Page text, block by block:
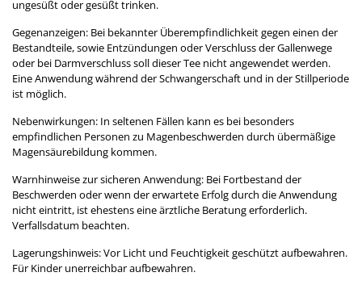
ungesüßt oder gesüßt trinken.
Gegenanzeigen: Bei bekannter Überempfindlichkeit gegen einen der
Bestandteile, sowie Entzündungen oder Verschluss der Gallenwege
oder bei Darmverschluss soll dieser Tee nicht angewendet werden.
Eine Anwendung während der Schwangerschaft und in der Stillperiode
ist möglich.
Nebenwirkungen: In seltenen Fällen kann es bei besonders
empfindlichen Personen zu Magenbeschwerden durch übermäßige
Magensäurebildung kommen.
Warnhinweise zur sicheren Anwendung: Bei Fortbestand der
Beschwerden oder wenn der erwartete Erfolg durch die Anwendung
nicht eintritt, ist ehestens eine ärztliche Beratung erforderlich.
Verfallsdatum beachten.
Lagerungshinweis: Vor Licht und Feuchtigkeit geschützt aufbewahren.
Für Kinder unerreichbar aufbewahren.